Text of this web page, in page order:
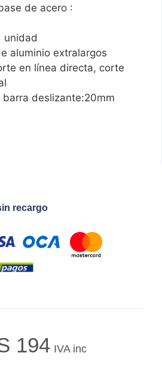
de acero :
unidad
aluminio extralargos
en línea directa, corte
deslizante:20mm
recargo
194 IVA inc